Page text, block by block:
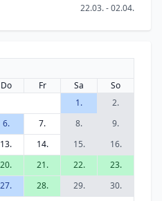
22.03. - 02.04.
Do Fr Sa
So
1.
2.
6. 7. 8.
9.
13. 14. 15.
16.
20. 21. 22.
23.
27. 28. 29.
30.